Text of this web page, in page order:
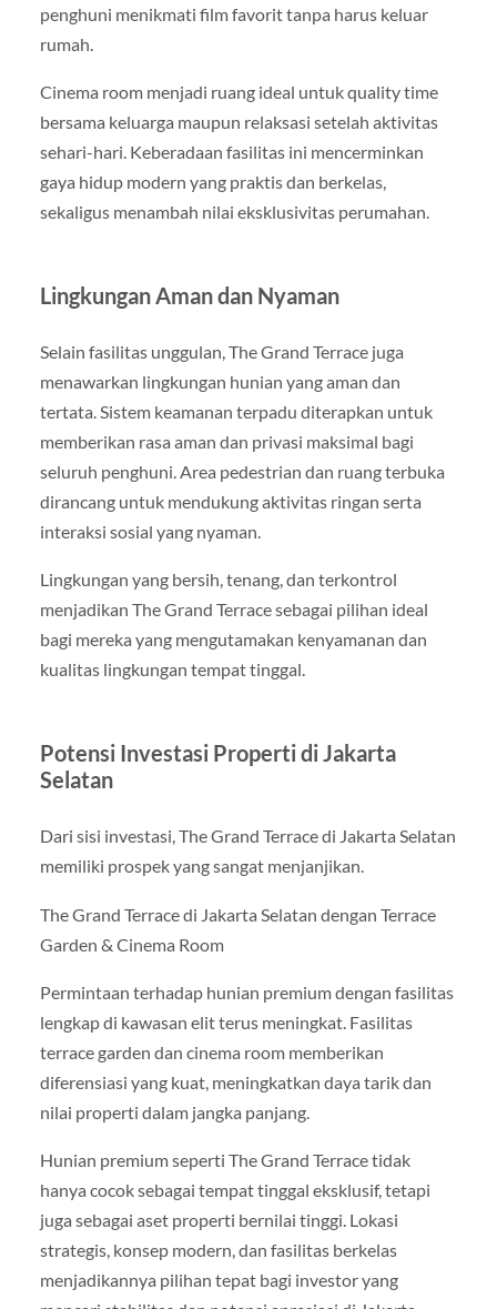
penghuni menikmati film favorit tanpa harus keluar
rumah.
Cinema room menjadi ruang ideal untuk quality time
bersama keluarga maupun relaksasi setelah aktivitas
sehari-hari. Keberadaan fasilitas ini mencerminkan
gaya hidup modern yang praktis dan berkelas,
sekaligus menambah nilai eksklusivitas perumahan.
Lingkungan Aman dan Nyaman
Selain fasilitas unggulan, The Grand Terrace juga
menawarkan lingkungan hunian yang aman dan
tertata. Sistem keamanan terpadu diterapkan untuk
memberikan rasa aman dan privasi maksimal bagi
seluruh penghuni. Area pedestrian dan ruang terbuka
dirancang untuk mendukung aktivitas ringan serta
interaksi sosial yang nyaman.
Lingkungan yang bersih, tenang, dan terkontrol
menjadikan The Grand Terrace sebagai pilihan ideal
bagi mereka yang mengutamakan kenyamanan dan
kualitas lingkungan tempat tinggal.
Potensi Investasi Properti di Jakarta
Selatan
Dari sisi investasi, The Grand Terrace di Jakarta Selatan
memiliki prospek yang sangat menjanjikan.
The Grand Terrace di Jakarta Selatan dengan Terrace
Garden & Cinema Room
Permintaan terhadap hunian premium dengan fasilitas
lengkap di kawasan elit terus meningkat. Fasilitas
terrace garden dan cinema room memberikan
diferensiasi yang kuat, meningkatkan daya tarik dan
nilai properti dalam jangka panjang.
Hunian premium seperti The Grand Terrace tidak
hanya cocok sebagai tempat tinggal eksklusif, tetapi
juga sebagai aset properti bernilai tinggi. Lokasi
strategis, konsep modern, dan fasilitas berkelas
menjadikannya pilihan tepat bagi investor yang